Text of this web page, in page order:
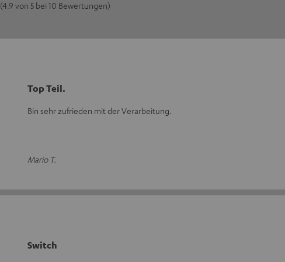
(4.9 von 5 bei 10 Bewertungen)
Top Teil.
Bin sehr zufrieden mit der Verarbeitung.
Mario T.
Switch